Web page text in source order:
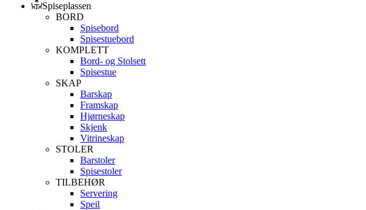
Spiseplassen
BORD
Spisebord
Spisestuebord
KOMPLETT
Bord- og Stolsett
Spisestue
SKAP
Barskap
Framskap
Hjørneskap
Skjenk
Vitrineskap
STOLER
Barstoler
Spisestoler
TILBEHØR
Servering
Speil